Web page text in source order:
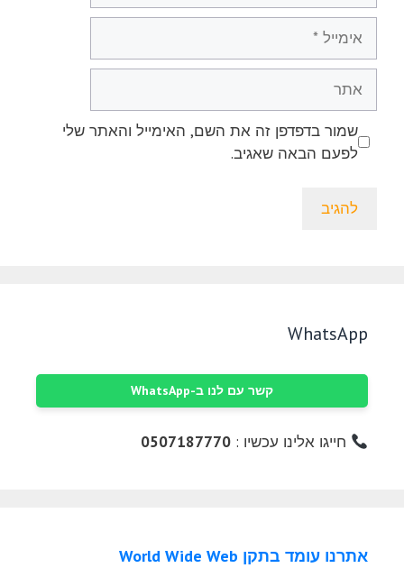
שמור בדפדפן זה את השם, האימייל והאתר שלי
לפעם הבאה שאגיב.
WhatsApp
קשר עם לנו ב-WhatsApp
חייגו אלינו עכשיו :0507187770
אתרנו עומד בתקן World Wide Web